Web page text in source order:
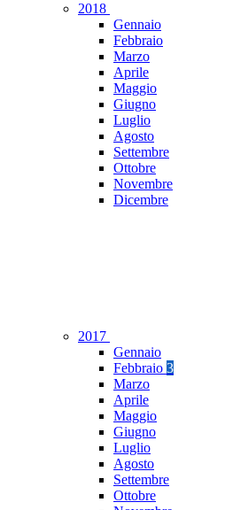
2018
Gennaio
Febbraio
Marzo
Aprile
Maggio
Giugno
Luglio
Agosto
Settembre
Ottobre
Novembre
Dicembre
2017
Gennaio
Febbraio 3
Marzo
Aprile
Maggio
Giugno
Luglio
Agosto
Settembre
Ottobre